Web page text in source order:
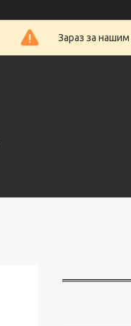
Зараз за